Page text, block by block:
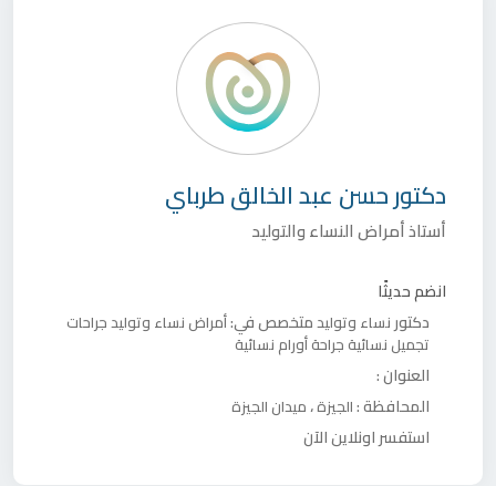
دكتورحسن عبد الخالق طرباي
أستاذ أمراض النساء والتوليد
انضم حديثًا
دكتور نساء وتوليدمتخصص في:أمراض نساء وتوليدجراحات
تجميل نسائيةجراحة أورام نسائية
العنوان :
المحافظة :الجيزة،ميدان الجيزة
استفسر اونلاين الآن